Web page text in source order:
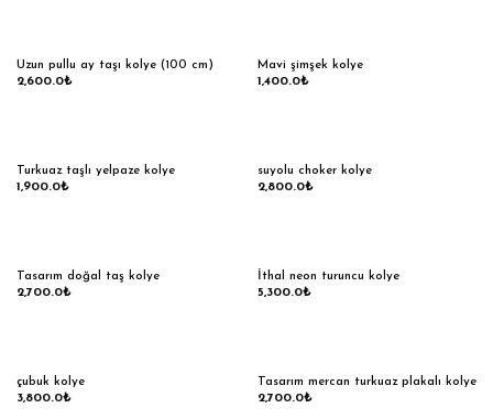
Uzun pullu ay taşı kolye (100 cm)
2,600.0₺
Mavi şimşek kolye
1,400.0₺
Turkuaz taşlı yelpaze kolye
1,900.0₺
suyolu choker kolye
2,800.0₺
Tasarım doğal taş kolye
2,700.0₺
İthal neon turuncu kolye
5,300.0₺
çubuk kolye
3,800.0₺
Tasarım mercan turkuaz plakalı kolye
2,700.0₺